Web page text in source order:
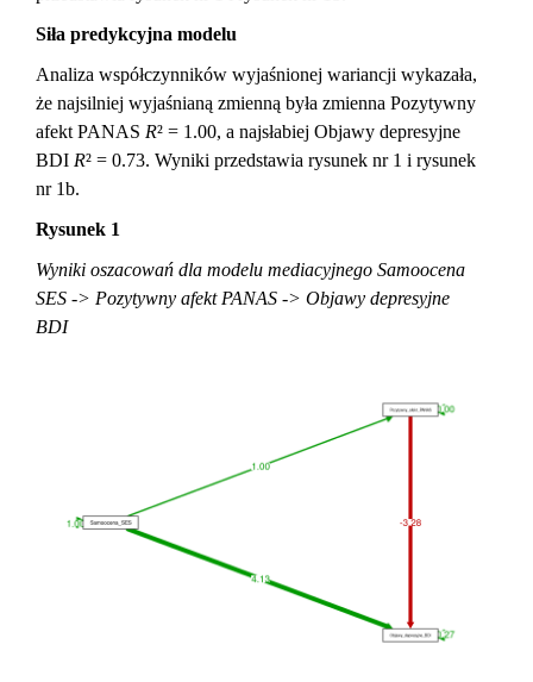
Siła predykcyjna modelu
Analiza współczynników wyjaśnionej wariancji wykazała,
że najsilniej wyjaśnianą zmienną była zmienna Pozytywny
afekt PANAS R² = 1.00, a najsłabiej Objawy depresyjne
BDI R² = 0.73. Wyniki przedstawia rysunek nr 1 i rysunek
nr 1b.
Rysunek 1
Wyniki oszacowań dla modelu mediacyjnego Samoocena
SES -> Pozytywny afekt PANAS -> Objawy depresyjne
BDI